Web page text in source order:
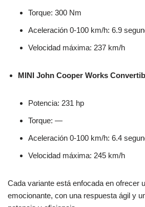
Torque: 300 Nm
Aceleración 0-100 km/h: 6.9
Velocidad máxima: 237 km/h
MINI John Cooper Works
Potencia: 231 hp
Torque: —
Aceleración 0-100 km/h: 6.4
Velocidad máxima: 245 km/h
Cada variante está enfocada en ofrecer
emocionante, con una respuesta ágil y